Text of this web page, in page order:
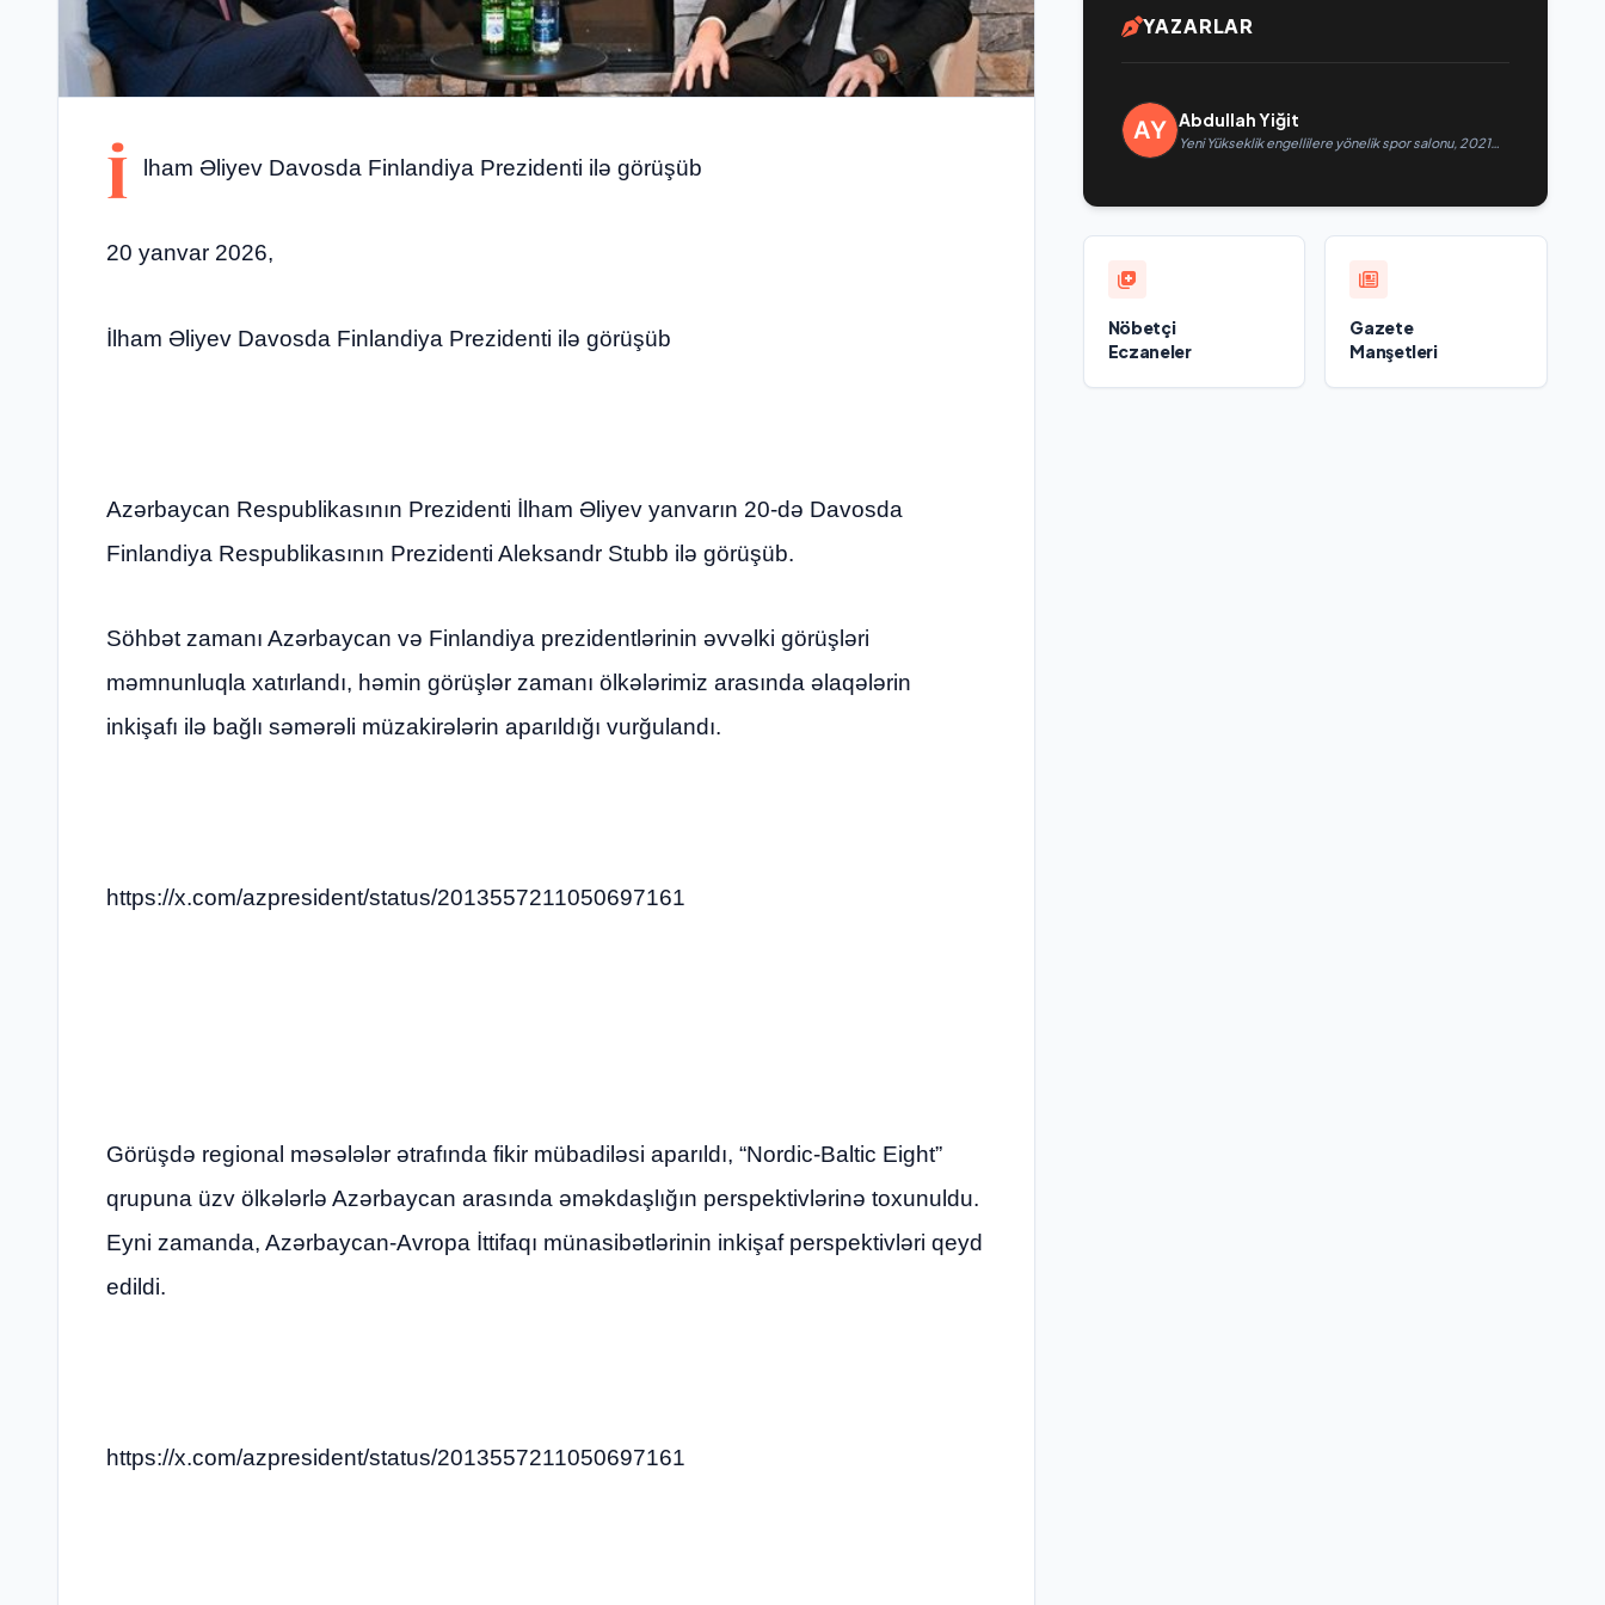
İ lham Əliyev Davosda Finlandiya Prezidenti ilə görüşüb
20 yanvar 2026,
İlham Əliyev Davosda Finlandiya Prezidenti ilə görüşüb
Azərbaycan Respublikasının Prezidenti İlham Əliyev yanvarın 20-də Davosda
Finlandiya Respublikasının Prezidenti Aleksandr Stubb ilə görüşüb.
Söhbət zamanı Azərbaycan və Finlandiya prezidentlərinin əvvəlki görüşləri
məmnunluqla xatırlandı, həmin görüşlər zamanı ölkələrimiz arasında əlaqələrin
inkişafı ilə bağlı səmərəli müzakirələrin aparıldığı vurğulandı.
https://x.com/azpresident/status/2013557211050697161
Görüşdə regional məsələlər ətrafında fikir mübadiləsi aparıldı, “Nordic-Baltic Eight”
qrupuna üzv ölkələrlə Azərbaycan arasında əməkdaşlığın perspektivlərinə toxunuldu.
Eyni zamanda, Azərbaycan-Avropa İttifaqı münasibətlərinin inkişaf perspektivləri qeyd
edildi.
https://x.com/azpresident/status/2013557211050697161
YAZARLAR
Abdullah Yiğit
Yeni Yükseklik engellilere yönelik spor salonu, 2021
Nöbetçi
Eczaneler
Gazete
Manşetleri